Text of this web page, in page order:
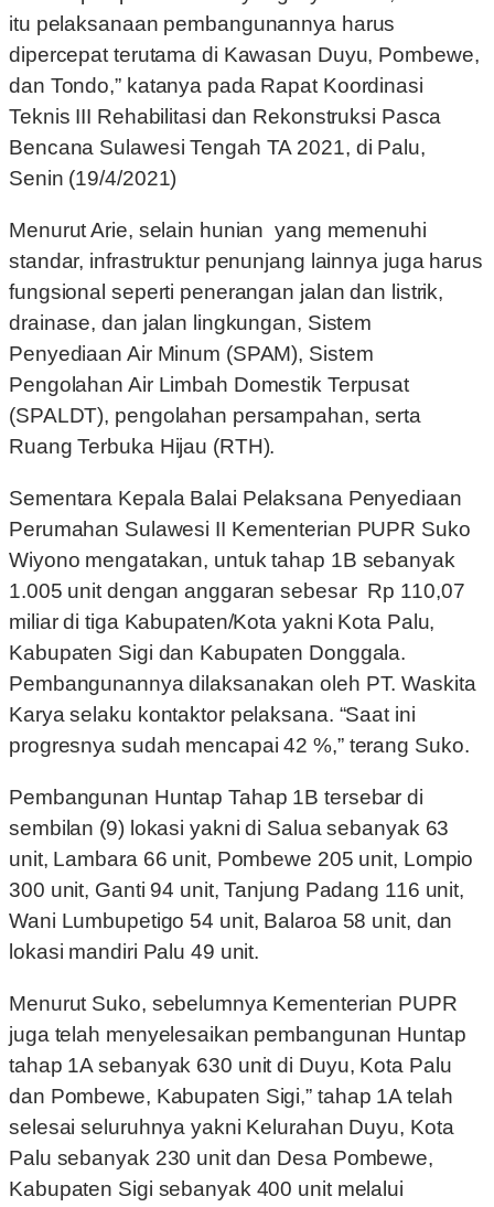
itu pelaksanaan pembangunannya harus
dipercepat terutama di Kawasan Duyu, Pombewe,
dan Tondo,” katanya pada Rapat Koordinasi
Teknis III Rehabilitasi dan Rekonstruksi Pasca
Bencana Sulawesi Tengah TA 2021, di Palu,
Senin (19/4/2021)
Menurut Arie, selain hunian yang memenuhi
standar, infrastruktur penunjang lainnya juga harus
fungsional seperti penerangan jalan dan listrik,
drainase, dan jalan lingkungan, Sistem
Penyediaan Air Minum (SPAM), Sistem
Pengolahan Air Limbah Domestik Terpusat
(SPALDT), pengolahan persampahan, serta
Ruang Terbuka Hijau (RTH).
Sementara Kepala Balai Pelaksana Penyediaan
Perumahan Sulawesi II Kementerian PUPR Suko
Wiyono mengatakan, untuk tahap 1B sebanyak
1.005 unit dengan anggaran sebesar Rp 110,07
miliar di tiga Kabupaten/Kota yakni Kota Palu,
Kabupaten Sigi dan Kabupaten Donggala.
Pembangunannya dilaksanakan oleh PT. Waskita
Karya selaku kontaktor pelaksana. “Saat ini
progresnya sudah mencapai 42 %,” terang Suko.
Pembangunan Huntap Tahap 1B tersebar di
sembilan (9) lokasi yakni di Salua sebanyak 63
unit, Lambara 66 unit, Pombewe 205 unit, Lompio
300 unit, Ganti 94 unit, Tanjung Padang 116 unit,
Wani Lumbupetigo 54 unit, Balaroa 58 unit, dan
lokasi mandiri Palu 49 unit.
Menurut Suko, sebelumnya Kementerian PUPR
juga telah menyelesaikan pembangunan Huntap
tahap 1A sebanyak 630 unit di Duyu, Kota Palu
dan Pombewe, Kabupaten Sigi,” tahap 1A telah
selesai seluruhnya yakni Kelurahan Duyu, Kota
Palu sebanyak 230 unit dan Desa Pombewe,
Kabupaten Sigi sebanyak 400 unit melalui